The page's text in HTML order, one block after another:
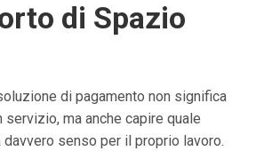
di Spazio
di pagamento non significa
servizio, ma anche capire quale
senso per il proprio lavoro.